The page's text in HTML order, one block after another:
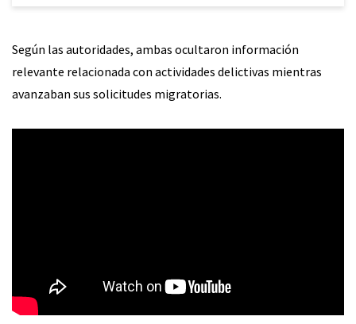
Según las autoridades, ambas ocultaron información
relevante relacionada con actividades delictivas mientras
avanzaban sus solicitudes migratorias.